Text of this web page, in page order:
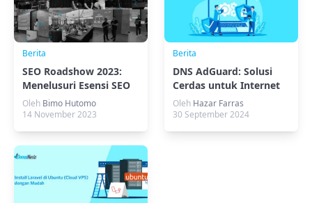
Berita
SEO Roadshow 2023:
Menelusuri Esensi SEO
Oleh Bimo Hutomo
14 November 2023
Berita
DNS AdGuard: Solusi
Cerdas untuk Internet
Lebih Aman!
Oleh Hazar Farras
30 September 2024